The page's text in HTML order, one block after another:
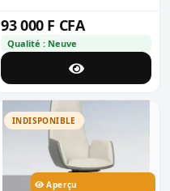
93 000 F CFA
Qualité : Neuve
INDISPONIBLE
Aperçu